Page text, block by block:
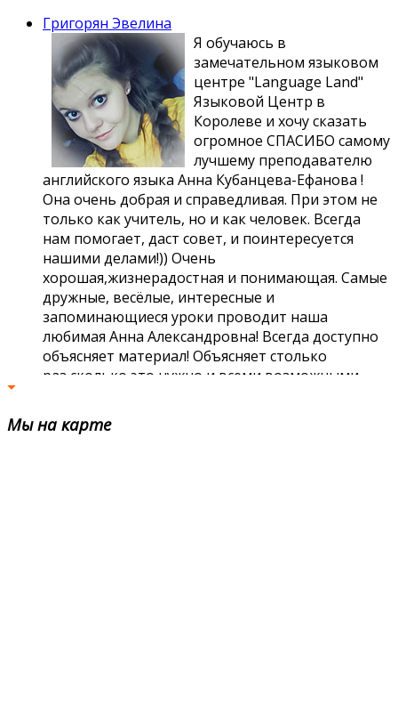
Григорян Эвелина
Я обучаюсь в
замечательном языковом
центре "Language Land"
Языковой Центр в
Королеве и хочу сказать
огромное СПАСИБО самому
лучшему преподавателю
английского языка Анна Кубанцева-Ефанова !
Она очень добрая и справедливая. При этом не
только как учитель, но и как человек. Всегда
нам помогает, даст совет, и поинтересуется
нашими делами!)) Очень
хорошая,жизнерадостная и понимающая. Самые
дружные, весёлые, интересные и
запоминающиеся уроки проводит наша
любимая Анна Александровна! Всегда доступно
объясняет материал! Объясняет столько
раз,сколько это нужно и всеми возможными
Мына карте